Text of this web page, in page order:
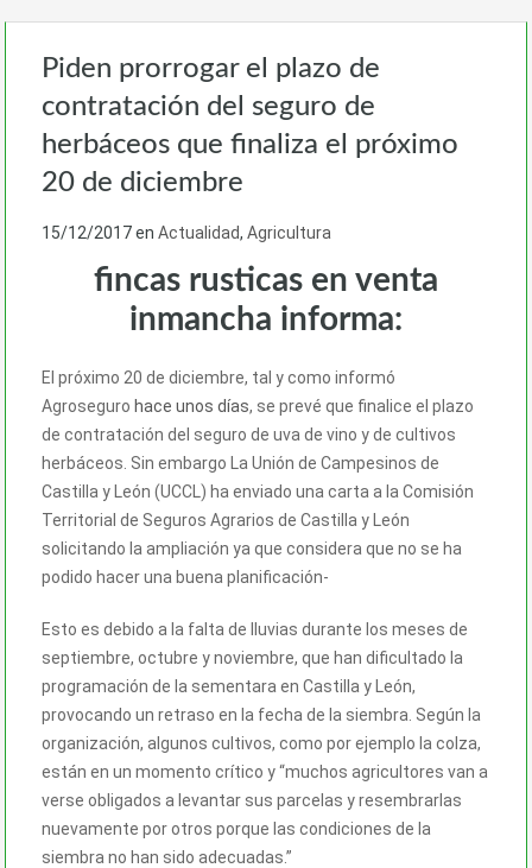
Piden prorrogar el plazo de
contratación del seguro de
herbáceos que finaliza el próximo
20 de diciembre
15/12/2017en Actualidad, Agricultura
fincas rusticas en venta
inmancha informa:
El próximo 20 de diciembre, tal y como informó
Agroseguro hace unos días, se prevé que finalice el plazo
de contratación del seguro de uva de vino y de cultivos
herbáceos. Sin embargo La Unión de Campesinos de
Castilla y León (UCCL) ha enviado una carta a la Comisión
Territorial de Seguros Agrarios de Castilla y León
solicitando la ampliación ya que considera que no se ha
podido hacer una buena planificación-
Esto es debido a la falta de lluvias durante los meses de
septiembre, octubre y noviembre, que han dificultado la
programación de la sementara en Castilla y León,
provocando un retraso en la fecha de la siembra. Según la
organización, algunos cultivos, como por ejemplo la colza,
están en un momento crítico y “muchos agricultores van a
verse obligados a levantar sus parcelas y resembrarlas
nuevamente por otros porque las condiciones de la
siembra no han sido adecuadas.”